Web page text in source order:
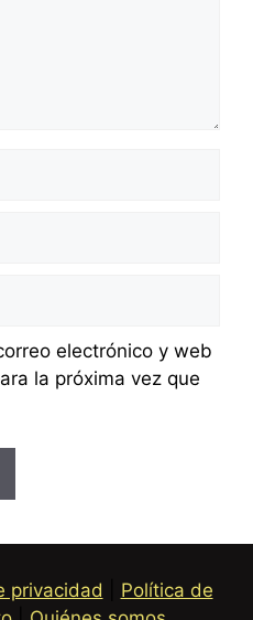
electrónico y web
la próxima vez que
privacidad
Política de